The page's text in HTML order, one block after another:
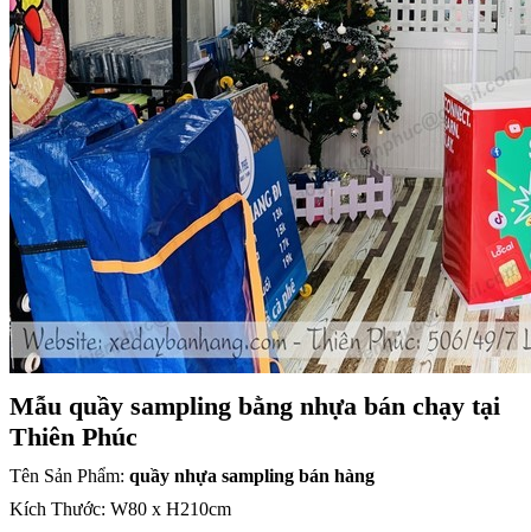
Mẫu quầy sampling bằng nhựa bán chạy tại
Thiên Phúc
Tên Sản Phẩm: quầy nhựa sampling bán hàng
Kích Thước: W80 x H210cm